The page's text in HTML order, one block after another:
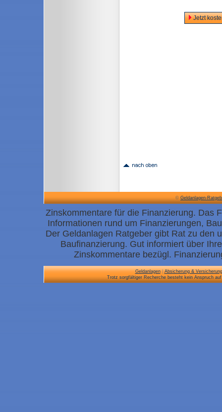
Jetzt
©Geldanlagen-
Zinskommentare für die Finanzierung. Das
Informationen rund um Finanzierungen,
Der Geldanlagen Ratgeber gibt Rat zu den
Baufinanzierung. Gut informiert über
Zinskommentare bezügl.
Geldanlagen|Absicherung &
Trotz sorgfältiger Recherche besteht kein Anspruch